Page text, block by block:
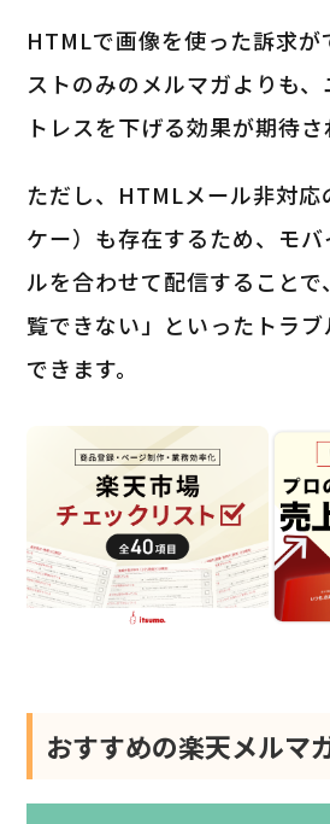
HTMLで画像を使った訴求が
ストのみのメルマガよりも
トレスを下げる効果が期待さ
ただし、HTMLメール非対応
ケー）も存在するため、モ
ルを合わせて配信すること
覧できない」といったトラ
できます。
おすすめの楽天メルマ